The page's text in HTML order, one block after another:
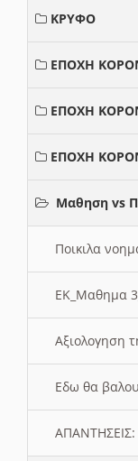
ΚΡΥΦΟ
ΕΠΟΧΗ
ΕΠΟΧΗ
ΕΠΟΧΗ
Μαθηση vs
Ποικιλα
ΕΚ_Μαθημα
Αξιολογηση
Εδω θα
ΑΠΑΝΤΗΣΕΙΣ: